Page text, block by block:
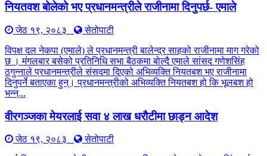
नियतवश बोलेको भए प्रधानमन्त्रीले राजीनामा दिनुपर्छ- एमाले
जेठ १९, २०८३
सेतोपाटी
विपक्ष दल नेकपा (एमाले) ले प्रधानमन्त्री बालेन्द्र साहको राजीनामा माग गरेको
छ । मंगलबार बसेको प्रतिनिधि सभा बैठकमा बोल्दै एमाले सांसद गणेशसिंह
ठगुन्नाले प्रधानमन्त्रीले संसदमा दिएको अभिव्यक्ति नियतबश भए राजीनामा
दिनुपर्ने बताएका हुन्। प्रधानमन्त्रीको अभिव्यक्ति नियतबश हो कि भूलबश हो
भन्न्...
वीरगञ्जका मेयरलाई सवा ४ लाख धरौटीमा छाड्न आदेश
जेठ १९, २०८३
सेतोपाटी